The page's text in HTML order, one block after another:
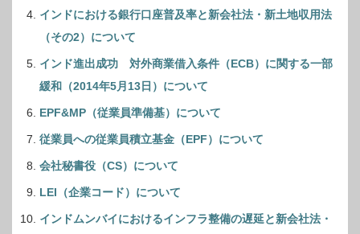
インドにおける銀行口座普及率と新会社法・新土地収用法
（その2）について
インド進出成功 対外商業借入条件（ECB）に関する一部
緩和（2014年5月13日）について
EPF&MP（従業員準備基）について
従業員への従業員積立基金（EPF）について
会社秘書役（CS）について
LEI（企業コード）について
インドムンバイにおけるインフラ整備の遅延と新会社法・